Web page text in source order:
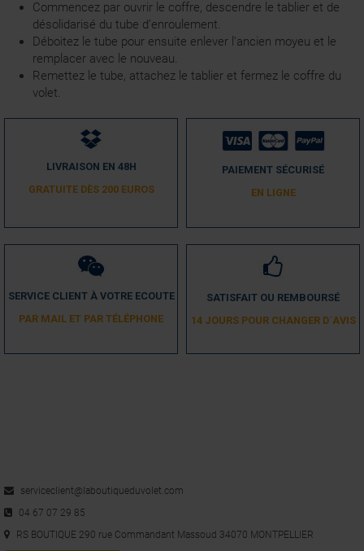
Commencez par ouvrir le coffre, descendre le tablier et de
désolidarisé du tube d’enroulement.
Déboitez le tube pour ensuite enlever l’ancien moyeu et le
remplacer avec le nouveau.
Remettez le tube, attachez le tablier et fermez le coffre du
volet.
LIVRAISON EN 48H
GRATUITE DÈS 200 EUROS
PAIEMENT SÉCURISÉ
EN LIGNE
SERVICE CLIENT À VOTRE ECOUTE
PAR MAIL ET PAR TÉLÉPHONE
SATISFAIT OU REMBOURSÉ
14 JOURS POUR CHANGER D´AVIS
serviceclient@laboutiqueduvolet.com
04 67 07 29 85
RS BOUTIQUE 290 rue Commandant Massoud 34070 MONTPELLIER